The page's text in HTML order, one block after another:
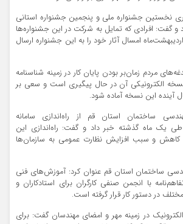
نخستین جشنواره ملی و پنجمین جشنواره استانی
و گفت: افرادی که تمایل به شرکت در این جشنواره‌ها
اردیبهشت‌ماه امسال آثار خود را به این جشنواره ارسال
مردم زمان‌بر بودن پایان کار در زمینه شناسنامه
الکترونیکی آن در حال پیگیری است و سعی بر
آینده این نسخه آماده شود.
ساختمان استان قم از راه‌اندازی سامانه
طی یک ماه گذشته خبر داد و گفت: راه‌اندازی این
کاهش و سبب افزایش نظارت عمومی به سازمان‌ها
ساختمان استان قم عنوان کرد: آموزش‌های فنی
با انجمن صنفی کارگران برای استادکاران و
در دستور کار قرار گرفته است.
در زمینه مهر و امضای مهندسان گفت: برای